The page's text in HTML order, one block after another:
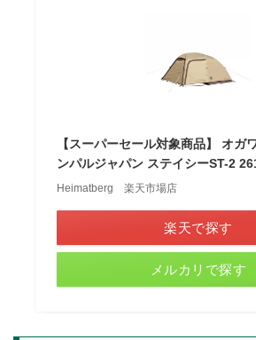
【スーパーセール対象商品】 オガ
ンパルジャパン ステイシーST-2
Heimatberg 楽天市場店
楽天で探す
メルカリで探す